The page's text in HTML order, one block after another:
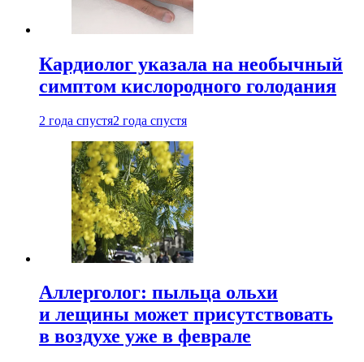
Кардиолог указала на необычный
симптом кислородного голодания
2 года спустя2 года спустя
Аллерголог: пыльца ольхи
и лещины может присутствовать
в воздухе уже в феврале